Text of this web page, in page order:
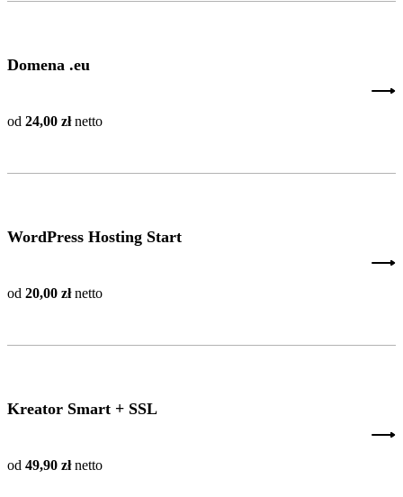
Domena .eu
od 24,00 zł netto
WordPress Hosting Start
od 20,00 zł netto
Kreator Smart + SSL
od 49,90 zł netto